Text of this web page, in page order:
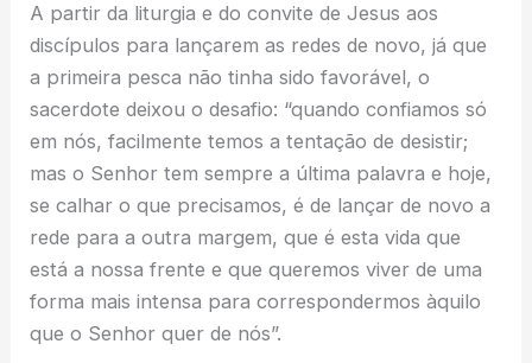
A partir da liturgia e do convite de Jesus aos
discípulos para lançarem as redes de novo, já que
a primeira pesca não tinha sido favorável, o
sacerdote deixou o desafio: “quando confiamos só
em nós, facilmente temos a tentação de desistir;
mas o Senhor tem sempre a última palavra e hoje,
se calhar o que precisamos, é de lançar de novo a
rede para a outra margem, que é esta vida que
está a nossa frente e que queremos viver de uma
forma mais intensa para correspondermos àquilo
que o Senhor quer de nós”.